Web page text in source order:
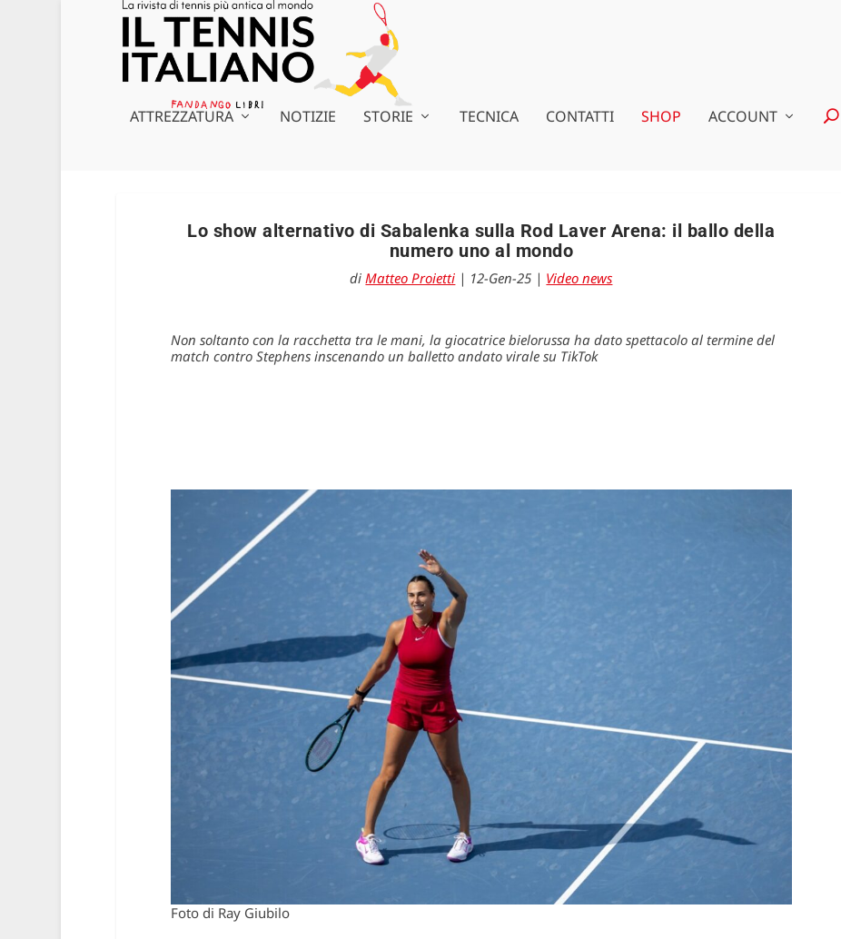
ATTREZZATURA NOTIZIE STORIE TECNICA CONTATTI SHOP ACCOUNT
Lo show alternativo di Sabalenka sulla Rod Laver Arena: il ballo della
numero uno al mondo
diMatteo Proietti | 12-Gen-25 | Video news
Non soltanto con la racchetta tra le mani, la giocatrice bielorussa ha dato spettacolo al termine del
match contro Stephens inscenando un balletto andato virale su TikTok
Foto di Ray Giubilo